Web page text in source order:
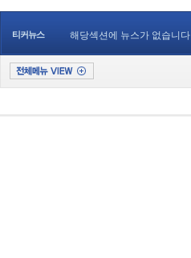
티커뉴스 해당섹션에 뉴스가 없습니다